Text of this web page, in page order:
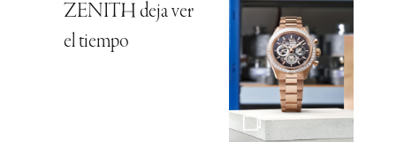
ZENITH deja ver
el tiempo